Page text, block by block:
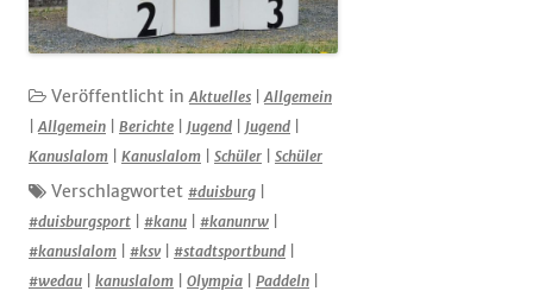
Veröffentlicht inAktuelles
Allgemein
Allgemein Berichte Jugend Jugend
Kanuslalom
Kanuslalom Schüler Schüler
Verschlagwortet #duisburg
#duisburgsport
#kanu #kanunrw
#kanuslalom
#ksv #stadtsportbund
#wedau
kanuslalom Olympia Paddeln